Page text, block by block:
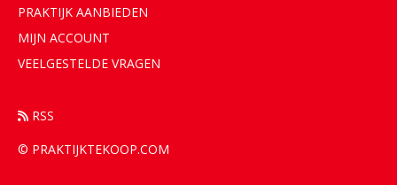
PRAKTIJK AANBIEDEN
MIJN ACCOUNT
VEELGESTELDE VRAGEN
RSS
© PRAKTIJKTEKOOP.COM